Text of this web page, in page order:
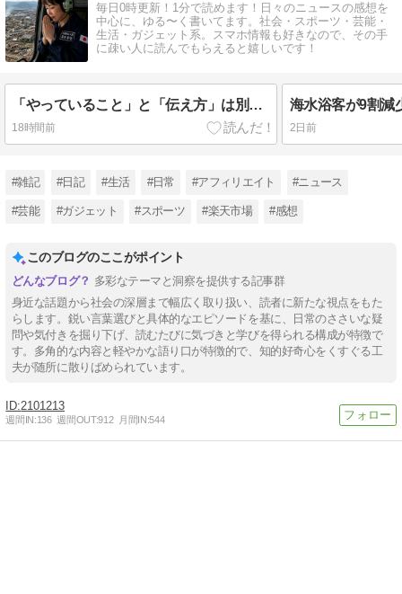
毎日0時更新！1分で読めます！日々のニュースの感想を
中心に、ゆる〜く書いてます。社会・スポーツ・芸能・
生活・ガジェット系。スマホ情報も好きなので、その手
に疎い人に読んでもらえると嬉しいです！
「やっていること」と「伝え方」は別問題――高市首相の被災地視察動画が問うもの
18時間前 2日前
#雑記 #日記 #生活 #日常 #アフィリエイト #ニュース
#芸能 #ガジェット #スポーツ #楽天市場 #感想
このブログのここがポイント
多彩なテーマと洞察を提供する記事群
身近な話題から社会の深層まで幅広く取り扱い、読者に新たな視点をもた
らします。鋭い言葉選びと具体的なエピソードを基に、日常のささいな疑
問や気付きを掘り下げ、読むたびに気づきと学びを得られる構成が特徴で
す。多角的な内容と軽やかな語り口が特徴的で、知的好奇心をくすぐる工
夫が随所に散りばめられています。
2101213
週間IN:136 週間OUT:912 月間IN:544